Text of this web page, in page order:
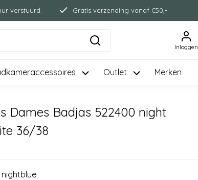
verstuurd. Gratis verzending vanaf €50,-
Inloggen
Outlet Merken
Dames Badjas 522400 night
36/38
nightblue